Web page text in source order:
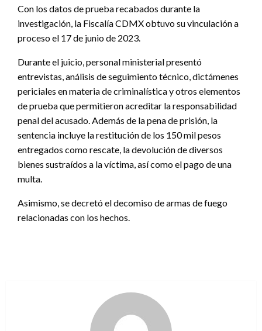
Con los datos de prueba recabados durante la
investigación, la Fiscalía CDMX obtuvo su vinculación a
proceso el 17 de junio de 2023.
Durante el juicio, personal ministerial presentó
entrevistas, análisis de seguimiento técnico, dictámenes
periciales en materia de criminalística y otros elementos
de prueba que permitieron acreditar la responsabilidad
penal del acusado. Además de la pena de prisión, la
sentencia incluye la restitución de los 150 mil pesos
entregados como rescate, la devolución de diversos
bienes sustraídos a la víctima, así como el pago de una
multa.
Asimismo, se decretó el decomiso de armas de fuego
relacionadas con los hechos.